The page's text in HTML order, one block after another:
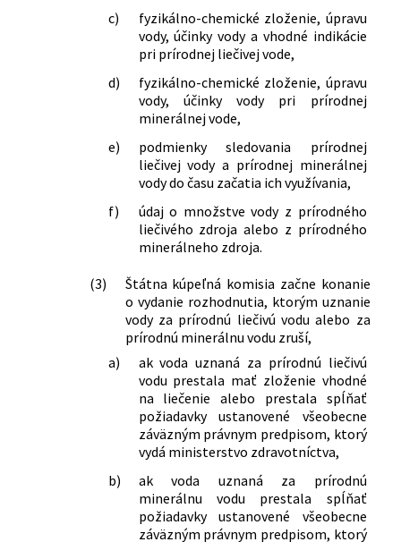
c)
fyzikálno-chemické zloženie, úpravu
vody, účinky vody a vhodné indikácie
pri prírodnej liečivej vode,
d)
fyzikálno-chemické zloženie, úpravu
vody, účinky vody pri prírodnej
minerálnej vode,
e)
podmienky sledovania prírodnej
liečivej vody a prírodnej minerálnej
vody do času začatia ich využívania,
f)
údaj o množstve vody z prírodného
liečivého zdroja alebo z prírodného
minerálneho zdroja.
(3)
Štátna kúpeľná komisia začne konanie
o vydanie rozhodnutia, ktorým uznanie
vody za prírodnú liečivú vodu alebo za
prírodnú minerálnu vodu zruší,
a)
ak voda uznaná za prírodnú liečivú
vodu prestala mať zloženie vhodné
na liečenie alebo prestala spĺňať
požiadavky ustanovené všeobecne
záväzným právnym predpisom, ktorý
vydá ministerstvo zdravotníctva,
b)
ak voda uznaná za prírodnú
minerálnu vodu prestala spĺňať
požiadavky ustanovené všeobecne
záväzným právnym predpisom, ktorý